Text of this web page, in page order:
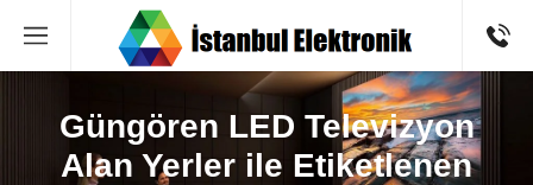
Güngören LED Televizyon
Alan Yerler ile Etiketlenen